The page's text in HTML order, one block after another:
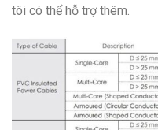
tôi có thể hỗ trợ thêm.